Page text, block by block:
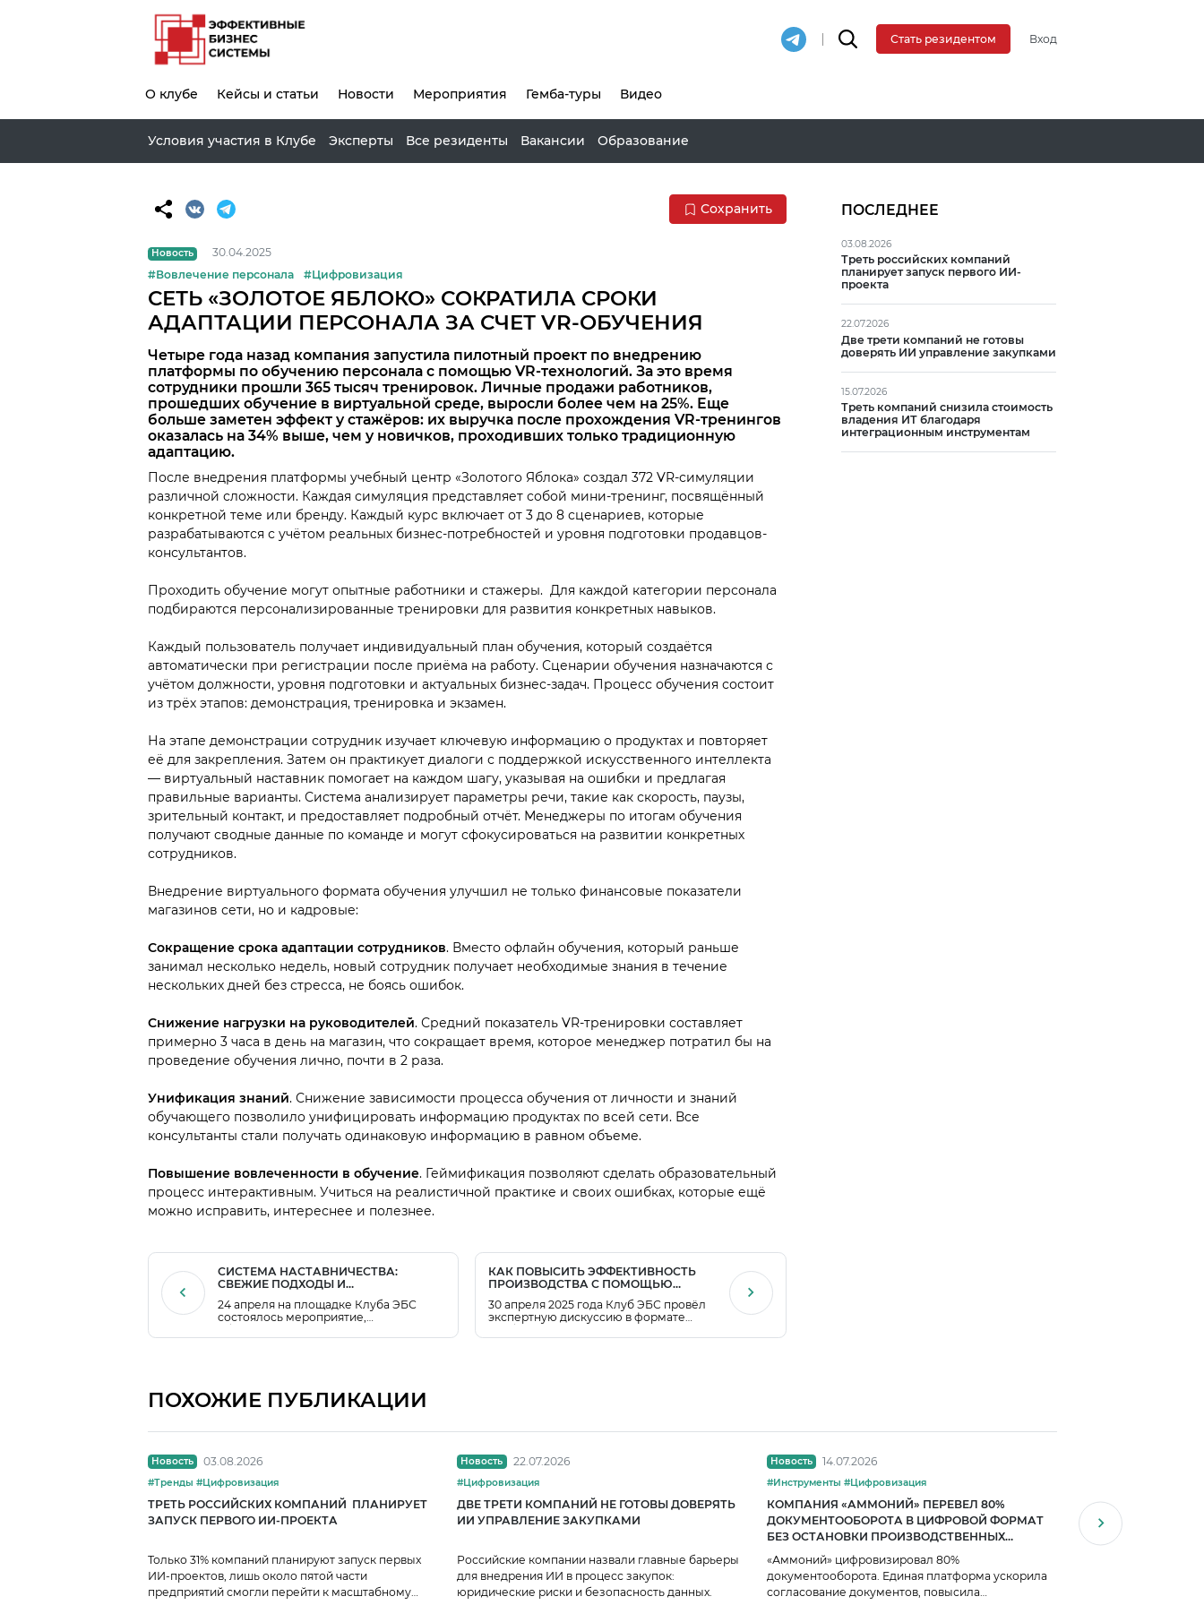
Стать резидентом Вход
О клубе Кейсы и статьи Новости Мероприятия Гемба-туры Видео
Условия участия в Клубе Эксперты Все резиденты Вакансии Образование
Сохранить
Новость
30.04.2025
#Вовлечение персонала
#Цифровизация
СЕТЬ «ЗОЛОТОЕ ЯБЛОКО» СОКРАТИЛА СРОКИ
АДАПТАЦИИ ПЕРСОНАЛА ЗА СЧЕТ VR-ОБУЧЕНИЯ
Четыре года назад компания запустила пилотный проект по внедрению
платформы по обучению персонала с помощью VR-технологий. За это время
сотрудники прошли 365 тысяч тренировок. Личные продажи работников,
прошедших обучение в виртуальной среде, выросли более чем на 25%. Еще
больше заметен эффект у стажёров: их выручка после прохождения VR-тренингов
оказалась на 34% выше, чем у новичков, проходивших только традиционную
адаптацию.
После внедрения платформы учебный центр «Золотого Яблока» создал 372 VR-симуляции
различной сложности. Каждая симуляция представляет собой мини-тренинг, посвящённый
конкретной теме или бренду. Каждый курс включает от 3 до 8 сценариев, которые
разрабатываются с учётом реальных бизнес-потребностей и уровня подготовки продавцов-
консультантов.
Проходить обучение могут опытные работники и стажеры. Для каждой категории персонала
подбираются персонализированные тренировки для развития конкретных навыков.
Каждый пользователь получает индивидуальный план обучения, который создаётся
автоматически при регистрации после приёма на работу. Сценарии обучения назначаются с
учётом должности, уровня подготовки и актуальных бизнес-задач. Процесс обучения состоит
из трёх этапов: демонстрация, тренировка и экзамен.
На этапе демонстрации сотрудник изучает ключевую информацию о продуктах и повторяет
её для закрепления. Затем он практикует диалоги с поддержкой искусственного интеллекта
— виртуальный наставник помогает на каждом шагу, указывая на ошибки и предлагая
правильные варианты. Система анализирует параметры речи, такие как скорость, паузы,
зрительный контакт, и предоставляет подробный отчёт. Менеджеры по итогам обучения
получают сводные данные по команде и могут сфокусироваться на развитии конкретных
сотрудников.
Внедрение виртуального формата обучения улучшил не только финансовые показатели
магазинов сети, но и кадровые:
Сокращение срока адаптации сотрудников. Вместо офлайн обучения, который раньше
занимал несколько недель, новый сотрудник получает необходимые знания в течение
нескольких дней без стресса, не боясь ошибок.
Снижение нагрузки на руководителей. Средний показатель VR-тренировки составляет
примерно 3 часа в день на магазин, что сокращает время, которое менеджер потратил бы на
проведение обучения лично, почти в 2 раза.
Унификация знаний. Снижение зависимости процесса обучения от личности и знаний
обучающего позволило унифицировать информацию продуктах по всей сети. Все
консультанты стали получать одинаковую информацию в равном объеме.
Повышение вовлеченности в обучение. Геймификация позволяют сделать образовательный
процесс интерактивным. Учиться на реалистичной практике и своих ошибках, которые ещё
можно исправить, интереснее и полезнее.
СИСТЕМА НАСТАВНИЧЕСТВА:
СВЕЖИЕ ПОДХОДЫ И
НЕСТАНДАРТНЫЕ РЕШЕНИЯ —
ИТОГИ ДИСКУССИИ
24 апреля на площадке Клуба ЭБС
состоялось мероприятие,
объединившее представителей
крупных промышленных предприятий
КАК ПОВЫСИТЬ ЭФФЕКТИВНОСТЬ
ПРОИЗВОДСТВА С ПОМОЩЬЮ
АНАЛИТИКИ: ИТОГИ «ЛАБОРАТОРИИ
РЕШЕНИЙ»
30 апреля 2025 года Клуб ЭБС провёл
экспертную дискуссию в формате
«Лаборатории решений» на тему
принятия решений на основе данных в
ПОСЛЕДНЕЕ
03.08.2026
Треть российских компаний
планирует запуск первого ИИ-
проекта
22.07.2026
Две трети компаний не готовы
доверять ИИ управление закупками
15.07.2026
Треть компаний снизила стоимость
владения ИТ благодаря
интеграционным инструментам
ПОХОЖИЕ ПУБЛИКАЦИИ
Новость 03.08.2026
#Тренды #Цифровизация
ТРЕТЬ РОССИЙСКИХ КОМПАНИЙ ПЛАНИРУЕТ
ЗАПУСК ПЕРВОГО ИИ-ПРОЕКТА
Только 31% компаний планируют запуск первых
ИИ-проектов, лишь около пятой части
предприятий смогли перейти к масштабному
Новость 22.07.2026
#Цифровизация
ДВЕ ТРЕТИ КОМПАНИЙ НЕ ГОТОВЫ ДОВЕРЯТЬ
ИИ УПРАВЛЕНИЕ ЗАКУПКАМИ
Российские компании назвали главные барьеры
для внедрения ИИ в процесс закупок:
юридические риски и безопасность данных.
Новость 14.07.2026
#Инструменты #Цифровизация
КОМПАНИЯ «АММОНИЙ» ПЕРЕВЕЛ 80%
ДОКУМЕНТООБОРОТА В ЦИФРОВОЙ ФОРМАТ
БЕЗ ОСТАНОВКИ ПРОИЗВОДСТВЕННЫХ
ПРОЦЕССОВ
«Аммоний» цифровизировал 80%
документооборота. Единая платформа ускорила
согласование документов, повысила
ЕВРАЗ ПОЛУЧИЛ
ЦИФРОВИЗАЦИИ